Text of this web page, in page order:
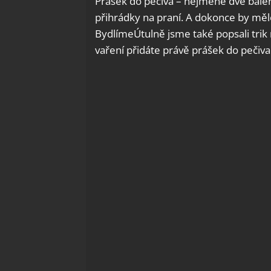
přihrádky na praní. A dokonce by
BydlímeÚtulně jsme také popsali
vaření přidáte právě prášek do